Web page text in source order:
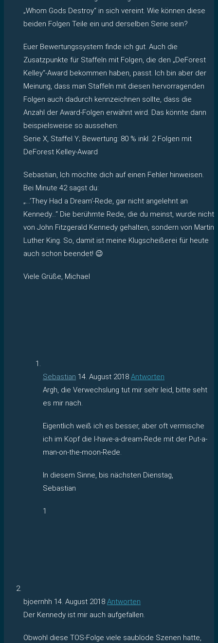
„Whom Gods Destroy“ in sich vereint. Wie können diese
beiden Folgen Teile ein und derselben Serie sein?
Euer Bewertungssystem finde ich gut. Auch die
Zusatzpunkte für Staffeln mit Folgen, die den „DeForest
Kelley“-Award bekommen haben, passt. Ich bin aber der
Meinung, dass man Staffeln mit diesen hervorragenden
Folgen auch dadurch kennzeichnen sollte, dass die
Anzahl der Award-Folgen erwähnt wird. Das könnte dann
beispielsweise so aussehen:
Serie X, Staffel Y; Bewertung: 80 % inkl. 2 Folgen mit
DeForest Kelley-Award
Sebastian, Ich möchte dich auf einen Fehler hinweisen.
Bei Minute 42 sagst du:
„…’They Had a Dream‘-Rede, gar nicht angelehnt an
Kennedy…“ Die berühmte Rede, die du meinst, wurde nicht
von John Fitzgerald Kennedy gehalten, sondern von Martin
Luther King. So, damit ist meine Klugscheißerei für heute
auch schon beendet! 😉
Viele Grüße, Michael
Sebastian 14. August 2018 Antworten
Argh, die Verwechslung tut mir sehr leid, bitte seht
es mir nach.
Eigentlich weiß ich es besser, aber oft vermische
ich im Kopf die I-have-a-dream-Rede mit der Put-a-
man-on-the-moon-Rede.
In diesem Sinne, bis nächsten Dienstag,
Sebastian
1
bjoernhh 14. August 2018 Antworten
Der Kennedy ist mir auch aufgefallen.
Obwohl diese TOS-Folge viele saublöde Szenen hatte,